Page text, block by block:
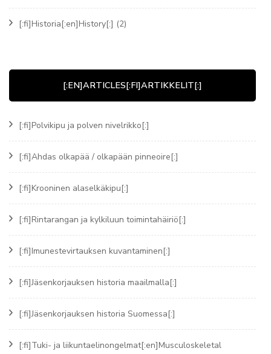
[:fi]Historia[:en]History[:] (2)
[:EN]ARTICLES[:FI]ARTIKKELIT[:]
[:fi]Polvikipu ja polven nivelrikko[:]
[:fi]Ahdas olkapää / olkapään pinneoire[:]
[:fi]Krooninen alaselkäkipu[:]
[:fi]Rintarangan ja kylkiluun toimintahäiriö[:]
[:fi]Imunestevirtauksen kuvantaminen[:]
[:fi]Jäsenkorjauksen historia maailmalla[:]
[:fi]Jäsenkorjauksen historia Suomessa[:]
[:fi]Tuki- ja liikuntaelinongelmat[:en]Musculoskeletal